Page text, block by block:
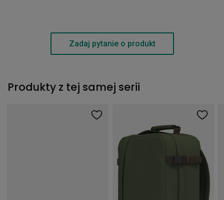
Zadaj pytanie o produkt
Produkty z tej samej serii